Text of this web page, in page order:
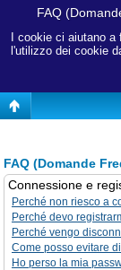
I cookie ci aiutano
l'utilizzo dei cookie
FAQ
FAQ (Domande
Connessione e
Perché non riesco a
Perché devo
Perché vengo
Come posso evitare
Ho perso la mia